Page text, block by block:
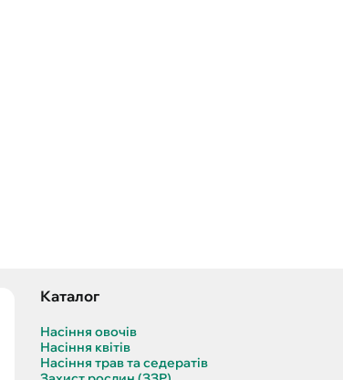
Каталог
Насіння овочів
Насіння квітів
Насіння трав та седератів